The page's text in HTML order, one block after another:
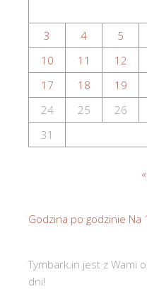
3
4 5
10
11 12
17
18 19
24
25 26
31
Godzina po godzinie Na
Tymbark.in jest z Wami
dni!